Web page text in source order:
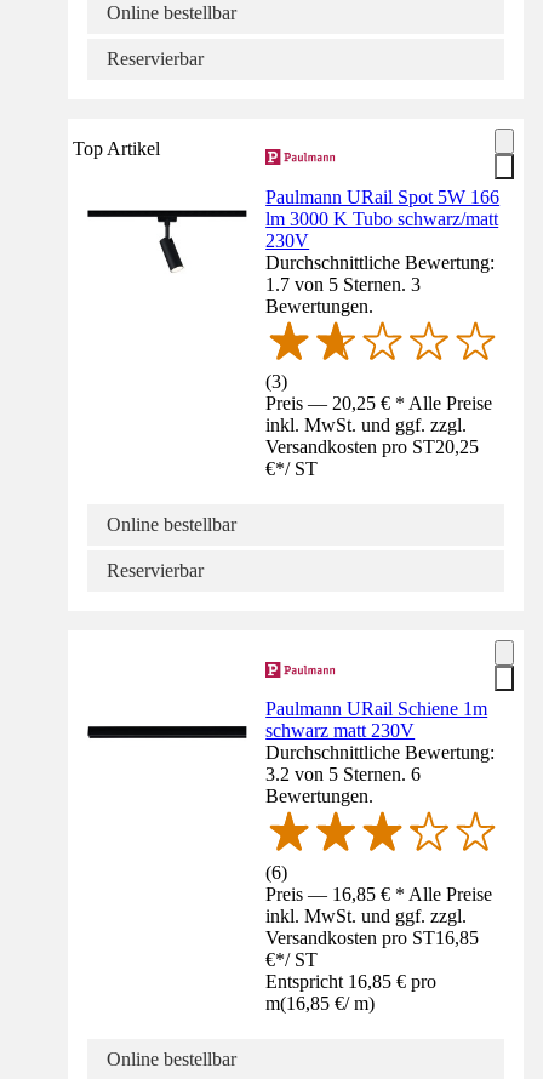
Online bestellbar
Reservierbar
Top Artikel
Paulmann URail Spot 5W 166
lm 3000 K Tubo schwarz/matt
230V
Durchschnittliche Bewertung:
1.7 von 5 Sternen. 3
Bewertungen.
(3)
Preis — 20,25 € * Alle Preise
inkl. MwSt. und ggf. zzgl.
Versandkosten pro ST20,25
€*/ ST
Online bestellbar
Reservierbar
Paulmann URail Schiene 1m
schwarz matt 230V
Durchschnittliche Bewertung:
3.2 von 5 Sternen. 6
Bewertungen.
(6)
Preis — 16,85 € * Alle Preise
inkl. MwSt. und ggf. zzgl.
Versandkosten pro ST16,85
€*/ ST
Entspricht 16,85 € pro
m(16,85 €/ m)
Online bestellbar